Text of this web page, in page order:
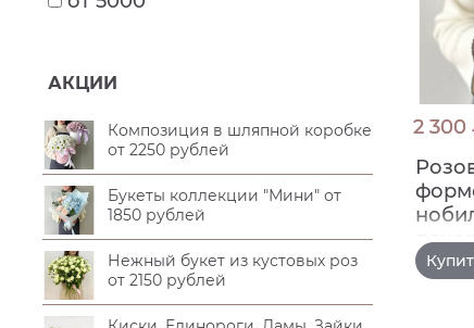
АКЦИИ
Композиция в шляпной коробке
от 2250 рублей
Букеты коллекции "Мини" от
1850 рублей
Нежный букет из кустовых роз
от 2150 рублей
2 300